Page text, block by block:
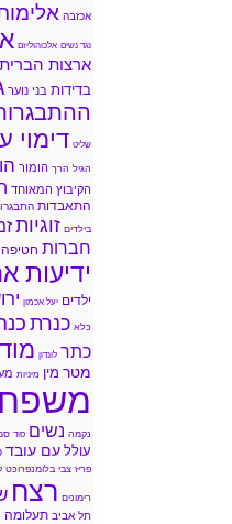
אכזבה
נגד נשים אלכוהוליזם
ארצות הברית
בדידות בני נוער
שליט דימוי
הגיל הרך הומור
הקיבוץ המאוחד
התאבדות
בילדים זוגיות
חברות חטיפה
ידיעות
ילדים יעל אכמון
כלא כנרת
כתר לונדון
מטר מין מיניות
נקמה נשים סוד
עולל עם עובד
פריז צבי בלומנפרוכט
רימונים רצח
תל אביב תעלומה